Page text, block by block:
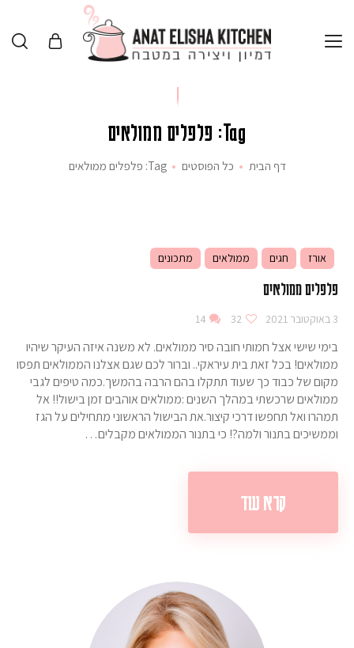
Tag: פלפלים ממולאים
דף הבית כל הפוסטים Tag: פלפלים ממולאים
אורז חגים ממולאים מתכונים
פלפלים ממולאים
3 באוקטובר 2021 32
14
בימי שישי אצל חמותי חובה סיר ממולאים. לא משנה איזה העיקר שיהיו
ממולאים! בכל זאת בית עיראקי.. וברור לכם שגם אצלנו הממולאים תפסו
מקום של כבוד כך שעוד תתקלו בהם הרבה בהמשך.כמה טיפים לגבי
ממולאים שרכשתי במהלך השנים :ממולאים אוהבים זמן בישול!! אל
תמהרו ואל תחפשו דרכי קיצור.את הבישול הראשוני מתחילים על הגז
וממשיכים בתנור ולמה?! כי בתנור הממולאים מקבלים…
קרא עוד